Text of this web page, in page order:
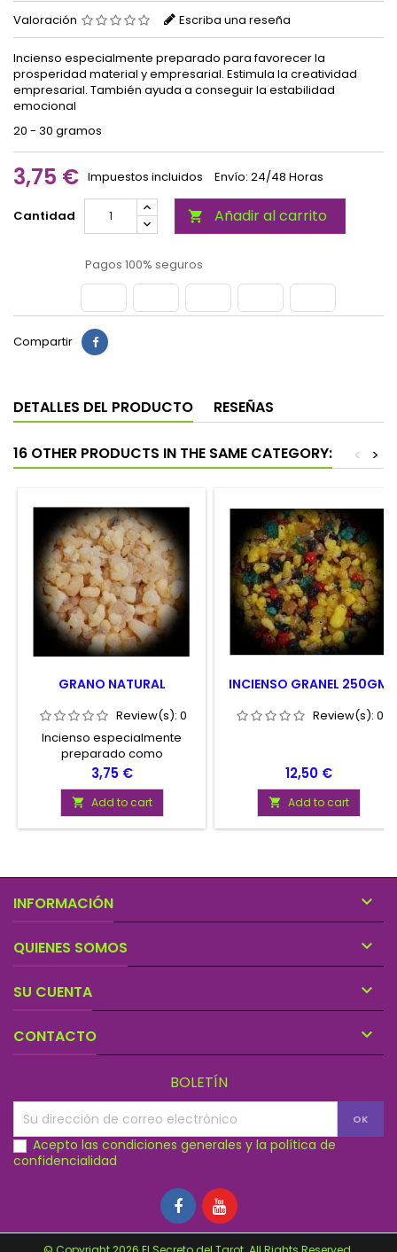
Valoración Escriba una reseña
Incienso especialmente preparado para favorecer la
prosperidad material y empresarial. Estimula la creatividad
empresarial. También ayuda a conseguir la estabilidad
emocional
20 - 30 gramos
3,75 € Impuestos incluidos Envío: 24/48 Horas
Cantidad  Añadir al carrito
Pagos 100% seguros
Compartir
DETALLES DEL PRODUCTO RESEÑAS
16 OTHER PRODUCTS IN THE SAME CATEGORY: >
<
GRANO NATURAL
Review(s): 0
Incienso especialmente
preparado como
revitalizante, despeje mental,
clarificador, relajante ideal
en la meditación,
estabilizador emocional. 20 -
30 gramos
Price
3,75 €
 Add to cart
INCIENSO GRANEL 250GM
Review(s): 0
Price
12,50 €
 Add to cart
INFORMACIÓN 
QUIENES SOMOS 
SU CUENTA 
CONTACTO 
BOLETÍN
Acepto las condiciones generales y la política de
confidencialidad